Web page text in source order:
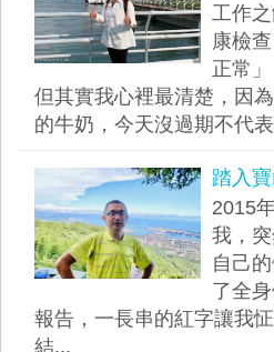
工作
康檢
正常
但其實我心裡最清楚，因
的牛奶，今天沒過期不代
踏入
2015
我，
自己
了全
報告，一長串的紅字讓我
結...